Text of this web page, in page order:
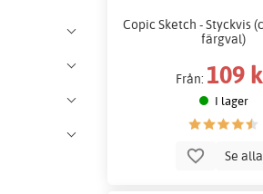
Copic Sketch - Styckvis
färgval)
Från: 109
I lager
Se alla